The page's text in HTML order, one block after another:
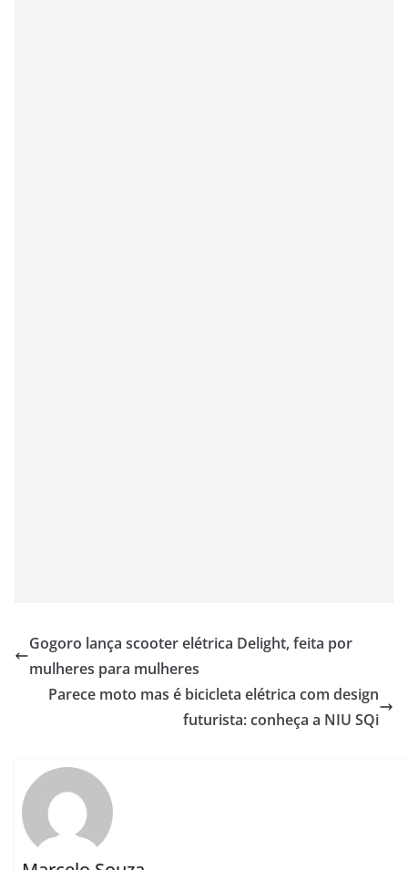
Gogoro lança scooter elétrica Delight, feita por
mulheres para mulheres
Parece moto mas é bicicleta elétrica com design
futurista: conheça a NIU SQi